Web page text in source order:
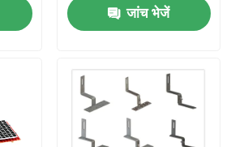
जांच भेजें